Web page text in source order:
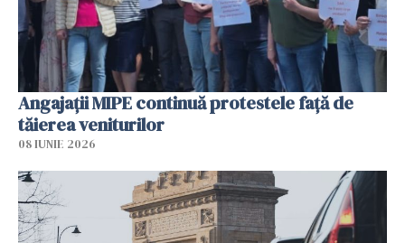
Angajaţii MIPE continuă protestele faţă de
tăierea veniturilor
08 IUNIE 2026